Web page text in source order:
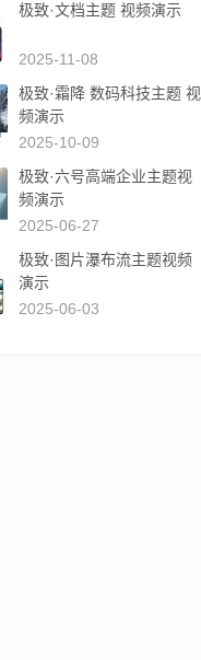
极致·文档主题 视频演示
2025-11-08
极致·霜降 数码科技主题 视
频演示
2025-10-09
极致·六号高端企业主题视
频演示
2025-06-27
极致·图片瀑布流主题视频
演示
2025-06-03